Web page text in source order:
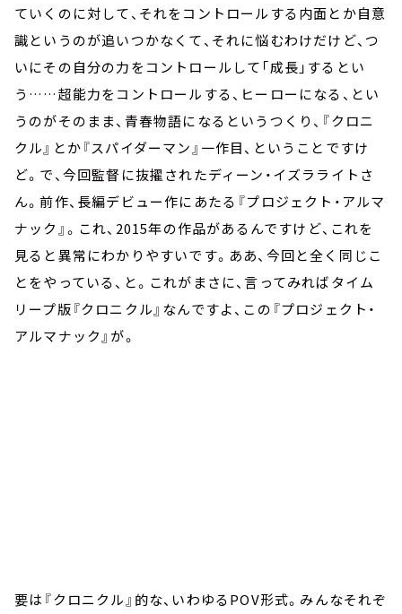
ていくのに対して、それをコントロールする内面とか自意
識というのが追いつかなくて、それに悩むわけだけど、つ
いにその自分の力をコントロールして「成長」するとい
う……超能力をコントロールする、ヒーローになる、とい
うのがそのまま、青春物語になるというつくり、『クロニ
クル』とか『スパイダーマン』一作目、ということですけ
ど。で、今回監督に抜擢されたディーン・イズラライトさ
ん。前作、長編デビュー作にあたる『プロジェクト・アルマ
ナック』。これ、2015年の作品があるんですけど、これを
見ると異常にわかりやすいです。ああ、今回と全く同じこ
とをやっている、と。これがまさに、言ってみればタイム
リープ版『クロニクル』なんですよ、この『プロジェクト・
アルマナック』が。
要は『クロニクル』的な、いわゆるPOV形式。みんなそれぞ